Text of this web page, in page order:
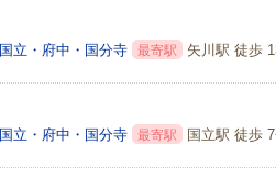
国立・府中・国分寺 最寄駅 矢川駅 徒歩
国立・府中・国分寺 最寄駅 国立駅 徒歩